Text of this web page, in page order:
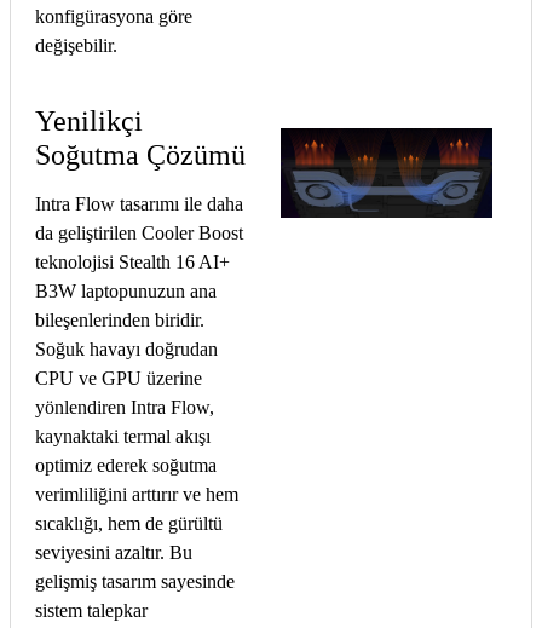
konfigürasyona göre
değişebilir.
Yenilikçi
Soğutma Çözümü
Intra Flow tasarımı ile daha
da geliştirilen Cooler Boost
teknolojisi Stealth 16 AI+
B3W laptopunuzun ana
bileşenlerinden biridir.
Soğuk havayı doğrudan
CPU ve GPU üzerine
yönlendiren Intra Flow,
kaynaktaki termal akışı
optimiz ederek soğutma
verimliliğini arttırır ve hem
sıcaklığı, hem de gürültü
seviyesini azaltır. Bu
gelişmiş tasarım sayesinde
sistem talepkar